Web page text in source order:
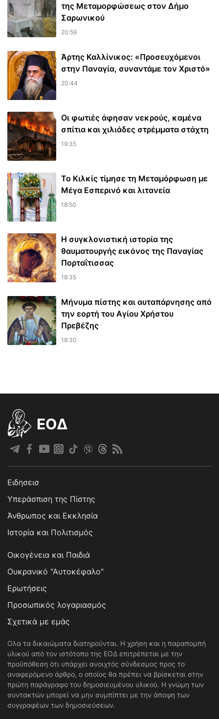
της Μεταμορφώσεως στον Δήμο
Σαρωνικού
20:59
Άρτης Καλλίνικος: «Προσευχόμενοι
στην Παναγία, συναντάμε τον Χριστό»
20:44
Οι φωτιές άφησαν νεκρούς, καμένα
σπίτια και χιλιάδες στρέμματα στάχτη
19:35
Το Κιλκίς τίμησε τη Μεταμόρφωση με
Μέγα Εσπερινό και λιτανεία
18:50
Η συγκλονιστική ιστορία της
θαυματουργής εικόνος της Παναγίας
Πορταΐτισσας
18:35
Μήνυμα πίστης και αυταπάρνησης από
την εορτή του Αγίου Χρήστου
Πρεβέζης
18:30
EOΔ
Ειδησεισ
Υπεράσπιση της Πίστης
Άνθρωπος και Εκκλησία
Ιστορία και Πολιτισμός
Οικογένεια και Παιδιά
Ουκρανικό "Αυτοκέφαλο"
Ερωτήσεις
Προσωπικός λογαριασμός
Σχετικά με εμάς
Ολα τα δικαιώματα διατηρούνται. Η χρήση και η παραπομπή
υλικού από τον ιστότοπο της ΕΟΔ επιτρέπεται με την
προϋπόθεση ότι υπάρχει ανοιχτός σύνδεσμος προς το
αναφερόμενο άρθρο, ο οποίος θα πρέπει να βρίσκεται στην
πρώτη παράγραφο του δημοσιευμένου υλικού. Η γνώμη των
συντακτών μπορεί να μην συμπίπτει με την άποψη των
συγγραφέων των δημοσιεύσεων.